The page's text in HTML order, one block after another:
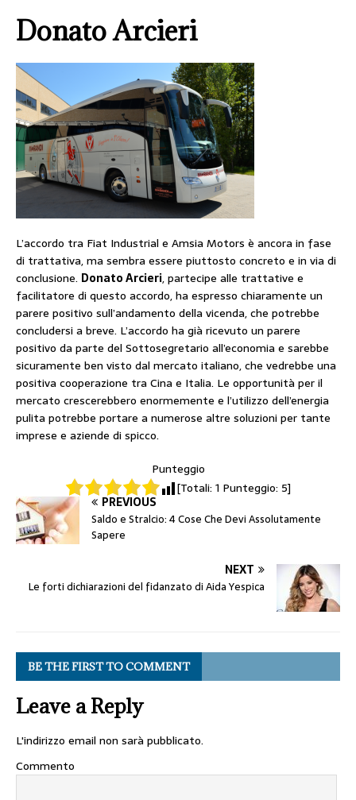
Donato Arcieri
L’accordo tra Fiat Industrial e Amsia Motors è ancora in fase
di trattativa, ma sembra essere piuttosto concreto e in via di
conclusione. Donato Arcieri, partecipe alle trattative e
facilitatore di questo accordo, ha espresso chiaramente un
parere positivo sull’andamento della vicenda, che potrebbe
concludersi a breve. L’accordo ha già ricevuto un parere
positivo da parte del Sottosegretario all’economia e sarebbe
sicuramente ben visto dal mercato italiano, che vedrebbe una
positiva cooperazione tra Cina e Italia. Le opportunità per il
mercato crescerebbero enormemente e l’utilizzo dell’energia
pulita potrebbe portare a numerose altre soluzioni per tante
imprese e aziende di spicco.
Punteggio
[Totali: 1 Punteggio: 5]
PREVIOUS
Saldo e Stralcio: 4 Cose Che Devi Assolutamente
Sapere
NEXT
Le forti dichiarazioni del fidanzato di Aida Yespica
BE THE FIRST TO COMMENT
Leave a Reply
L'indirizzo email non sarà pubblicato.
Commento